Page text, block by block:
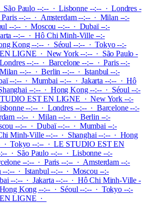
Paulo --:-- · Lisbonne --:-- · Londres -
--:-- · Amsterdam --:-- · Milan --:-
--:-- · Moscou --:-- · Dubaï --:-
--:-- · Hô Chi Minh-Ville --:-
Kong --:-- · Séoul --:-- · Tokyo --:-
LIGNE · New York --:-- · São Paulo -
--:-- · Barcelone --:-- · Paris --:-
--:-- · Berlin --:-- · Istanbul --:-
--:-- · Mumbai --:-- · Jakarta --:-- · Hô
--:-- · Hong Kong --:-- · Séoul --:-
EST EN LIGNE ·New York --:-
--:-- · Londres --:-- · Barcelone --:-
--:-- · Milan --:-- · Berlin --:-
--:-- · Dubaï --:-- · Mumbai --:-
Minh-Ville --:-- · Shanghai --:-- · Hong
· Tokyo --:-- ·LE STUDIO EST EN
· São Paulo --:-- · Lisbonne --:-
--:-- · Paris --:-- · Amsterdam --:-
:-- · Istanbul --:-- · Moscou --:-
--:-- · Jakarta --:-- · Hô Chi Minh-Ville -
Kong --:-- · Séoul --:-- · Tokyo --:-
LIGNE ·